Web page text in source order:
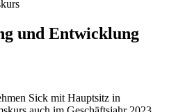
und Entwicklung
Sick mit Hauptsitz in